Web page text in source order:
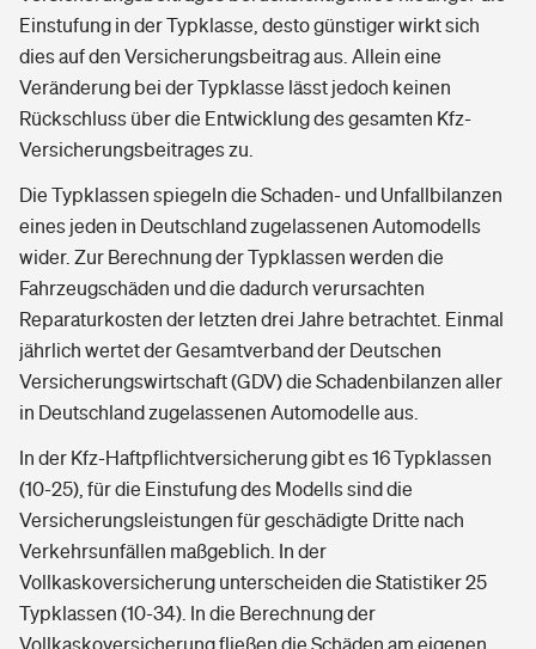
Einstufung in der Typklasse, desto günstiger wirkt sich
dies auf den Versicherungsbeitrag aus. Allein eine
Veränderung bei der Typklasse lässt jedoch keinen
Rückschluss über die Entwicklung des gesamten Kfz-
Versicherungsbeitrages zu.
Die Typklassen spiegeln die Schaden- und Unfallbilanzen
eines jeden in Deutschland zugelassenen Automodells
wider. Zur Berechnung der Typklassen werden die
Fahrzeugschäden und die dadurch verursachten
Reparaturkosten der letzten drei Jahre betrachtet. Einmal
jährlich wertet der Gesamtverband der Deutschen
Versicherungswirtschaft (GDV) die Schadenbilanzen aller
in Deutschland zugelassenen Automodelle aus.
In der Kfz-Haftpflichtversicherung gibt es 16 Typklassen
(10-25), für die Einstufung des Modells sind die
Versicherungsleistungen für geschädigte Dritte nach
Verkehrsunfällen maßgeblich. In der
Vollkaskoversicherung unterscheiden die Statistiker 25
Typklassen (10-34). In die Berechnung der
Vollkaskoversicherung fließen die Schäden am eigenen